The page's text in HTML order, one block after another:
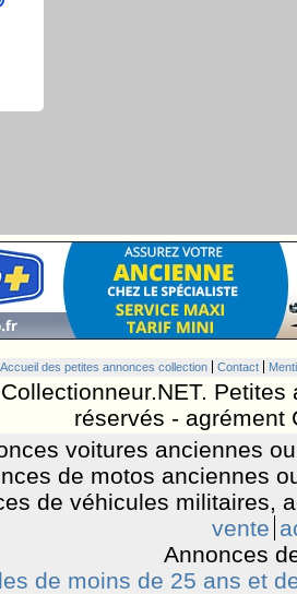
Accueil des petites annonces collection Contact
réservés - agrément
voitures anciennes
de motos anciennes
de véhicules militaires,
vente
Annonces
de moins de 25 ans et